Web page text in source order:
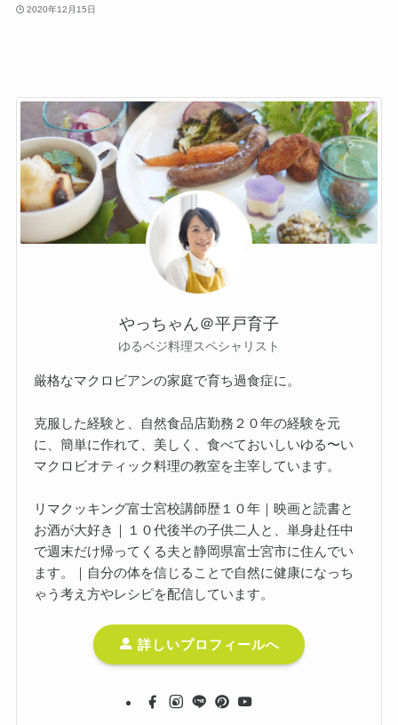
2020年12月15日
やっちゃん＠平戸育子
ゆるベジ料理スペシャリスト
厳格なマクロビアンの家庭で育ち過食症に。
克服した経験と、自然食品店勤務２０年の経験を元
に、簡単に作れて、美しく、食べておいしいゆる〜い
マクロビオティック料理の教室を主宰しています。
リマクッキング富士宮校講師歴１０年｜映画と読書と
お酒が大好き｜１０代後半の子供二人と、単身赴任中
で週末だけ帰ってくる夫と静岡県富士宮市に住んでい
ます。｜自分の体を信じることで自然に健康になっち
ゃう考え方やレシピを配信しています。
詳しいプロフィールへ